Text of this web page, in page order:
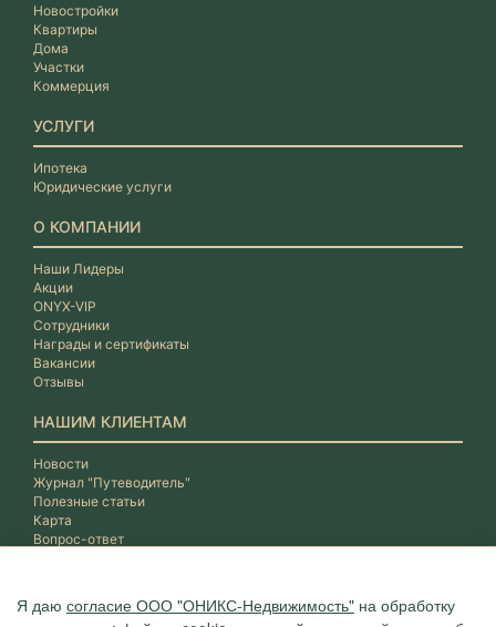
Я даю согласие ООО "ОНИКС-Недвижимость" на обработку
Новостройки
Квартиры
Дома
Участки
Коммерция
УСЛУГИ
Ипотека
Юридические услуги
О КОМПАНИИ
Наши Лидеры
Акции
ONYX-VIP
Сотрудники
Награды и сертификаты
Вакансии
Отзывы
НАШИМ КЛИЕНТАМ
Новости
Журнал "Путеводитель"
Полезные статьи
Карта
Вопрос-ответ